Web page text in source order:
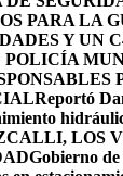
PARA LA
Y UN
Reportó
LOS
Gobierno